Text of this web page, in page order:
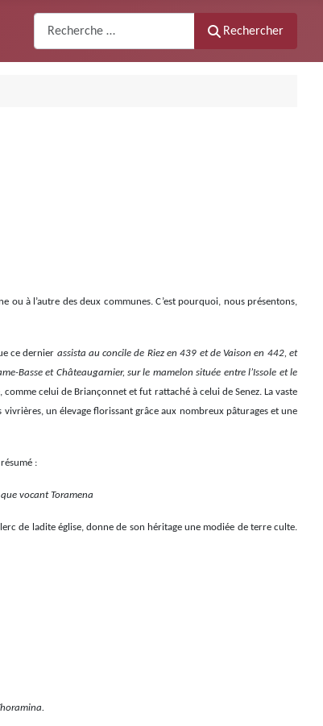
Rechercher
ou à l’autre des deux communes. C’est pourquoi, nous présentons,
ce dernier assista au concile de Riez en 439 et de Vaison en 442, et
Basse et Châteaugarnier, sur le mamelon située entre l’Issole et le
comme celui de Briançonnet et fut rattaché à celui de Senez. La vaste
un élevage florissant grâce aux nombreux pâturages et une
:
vocant Toramena
de ladite église, donne de son héritage une modiée de terre culte.